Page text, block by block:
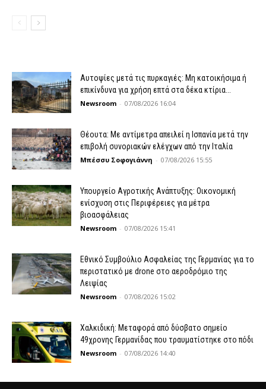
Αυτοψίες μετά τις πυρκαγιές: Μη κατοικήσιμα ή
επικίνδυνα για χρήση επτά στα δέκα κτίρια...
Newsroom - 07/08/2026 16:04
Θέουτα: Με αντίμετρα απειλεί η Ισπανία μετά την
επιβολή συνοριακών ελέγχων από την Ιταλία
Μπέσσυ Σοφογιάννη - 07/08/2026 15:55
Υπουργείο Αγροτικής Ανάπτυξης: Οικονομική
ενίσχυση στις Περιφέρειες για μέτρα
βιοασφάλειας
Newsroom - 07/08/2026 15:41
Εθνικό Συμβούλιο Ασφαλείας της Γερμανίας για το
περιστατικό με drone στο αεροδρόμιο της
Λειψίας
Newsroom - 07/08/2026 15:02
Χαλκιδική: Μεταφορά από δύσβατο σημείο
49χρονης Γερμανίδας που τραυματίστηκε στο πόδι
Newsroom - 07/08/2026 14:40